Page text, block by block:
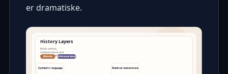
er dramatiske.